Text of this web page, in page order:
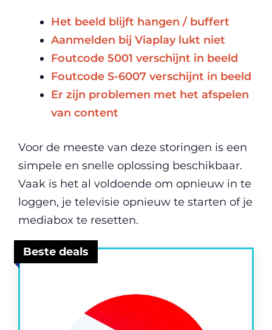
Het beeld blijft hangen / buffert
Aanmelden bij Viaplay lukt niet
Foutcode 5001 verschijnt in beeld
Foutcode S-6007 verschijnt in beeld
Er zijn problemen met het afspelen
van content
Voor de meeste van deze storingen is een
simpele en snelle oplossing beschikbaar.
Vaak is het al voldoende om opnieuw in te
loggen, je televisie opnieuw te starten of je
mediabox te resetten.
Beste deals